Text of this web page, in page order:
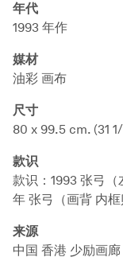
年代
1993 年作
媒材
油彩 画布
尺寸
80 x 99.5 cm. (31
款识
款识：1993 张弓
年 张弓（画背 内框
来源
中国 香港 少励画廊